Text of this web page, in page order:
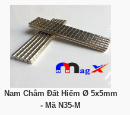
Nam Châm Đất Hiếm Ø 5x5mm
- Mã N35-M